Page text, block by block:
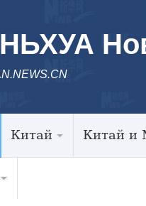
Китай Китай и